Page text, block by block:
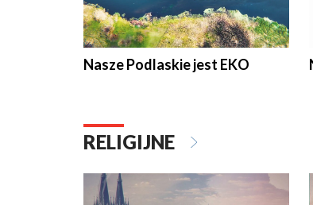
Nasze Podlaskie jest EKO
RELIGIJNE